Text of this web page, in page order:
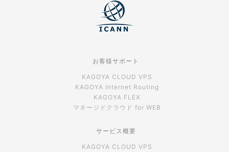
お客様サポート
KAGOYA CLOUD VPS
KAGOYA Internet Routing
KAGOYA FLEX
マネージドクラウド for WEB
サービス概要
KAGOYA CLOUD VPS